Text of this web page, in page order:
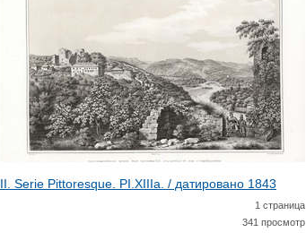
II. Serie Pittoresque. PI.XIIIa. / датировано 1843
1 страница
341 просмотр